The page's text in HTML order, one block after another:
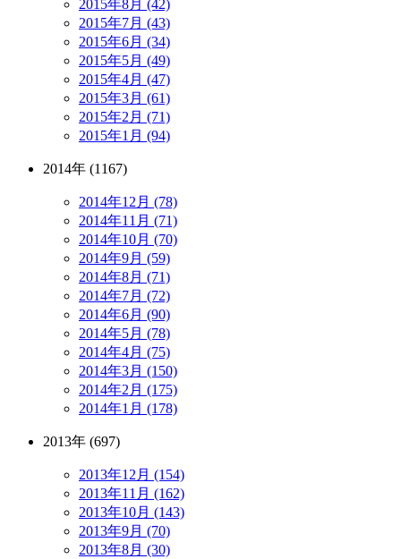
2015年8月 (42)
2015年7月 (43)
2015年6月 (34)
2015年5月 (49)
2015年4月 (47)
2015年3月 (61)
2015年2月 (71)
2015年1月 (94)
2014年 (1167)
2014年12月 (78)
2014年11月 (71)
2014年10月 (70)
2014年9月 (59)
2014年8月 (71)
2014年7月 (72)
2014年6月 (90)
2014年5月 (78)
2014年4月 (75)
2014年3月 (150)
2014年2月 (175)
2014年1月 (178)
2013年 (697)
2013年12月 (154)
2013年11月 (162)
2013年10月 (143)
2013年9月 (70)
2013年8月 (30)